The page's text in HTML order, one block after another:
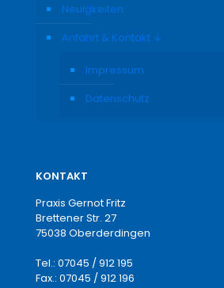
Neuigkeiten
Anfahrt & Kontakt ↓
Impressum
Datenschutz
KONTAKT
Praxis Gernot Fritz
Brettener Str. 27
75038 Oberderdingen
Tel.: 07045 / 912 195
Fax.: 07045 / 912 196